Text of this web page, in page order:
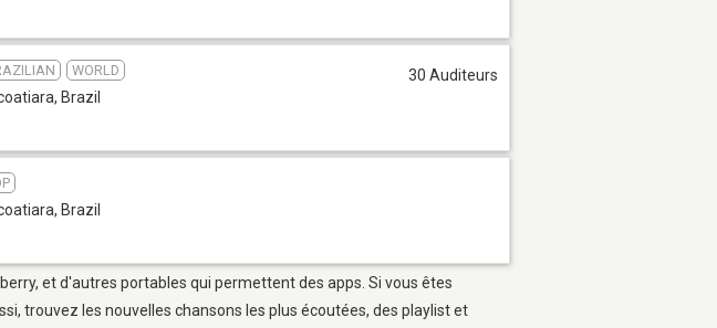
WORLD
, Brazil
30 Auditeurs
, Brazil
et d'autres portables qui permettent des apps. Si vous êtes
trouvez les nouvelles chansons les plus écoutées, des playlist et